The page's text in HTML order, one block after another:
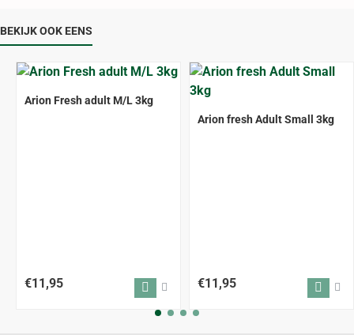
BEKIJK OOK EENS
Arion Fresh adult M/L 3kg
€11,95
Arion fresh Adult Small 3kg
€11,95